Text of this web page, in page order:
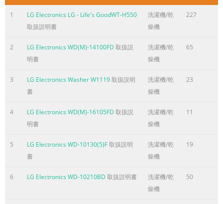
ページ3に含まれる内容の要旨
2. FEATURES & TECHNICAL EXPLANATION
IDENTIFICATION
ページ4に含まれる内容の要旨
1. SPECIFICATIONS WM2411HW WM2011HS / WM2011HW
ITEM WM2432HW WM2032HS / WM2032HW WM1832CW WD-
WEIGHT 190 lbs. (86 kg) WASHING 280W 235W ELECTRIC
MOTOR 80W CONSUMPTION WASH HEATER 1000W - WASH
1
LG Electronics LG - Life's GoodWT-H550
取扱説明書
洗濯機/乾
燥機
227
2 LG Electronics WD(M)-14100FD 取扱説
明書
洗濯機/乾
燥機
65
3 LG Electronics Washer W1119取扱説明
書
洗濯機/乾
燥機
23
4 LG Electronics WD(M)-16105FD 取扱説
明書
洗濯機/乾
燥機
11
5 LG Electronics WD-10130(5)F取扱説明
書
洗濯機/乾
燥機
19
6 LG Electronics WD-10210BD 取扱説明書
洗濯機/乾
燥機
50